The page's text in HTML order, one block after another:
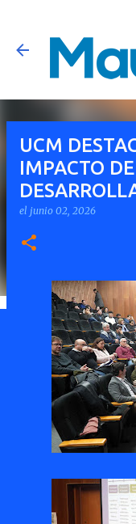
Ir
UCM
IMPACTO
el junio 02, 2026